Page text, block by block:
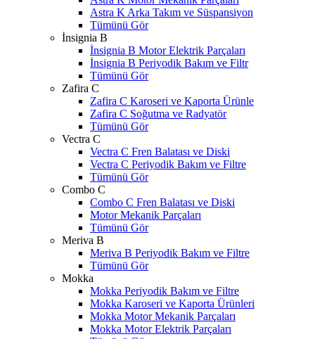
Astra K Arka Takım ve Süspansiyon
Tümünü Gör
İnsignia B
İnsignia B Motor Elektrik Parçaları
İnsignia B Periyodik Bakım ve Filtr
Tümünü Gör
Zafira C
Zafira C Karoseri ve Kaporta Ürünle
Zafira C Soğutma ve Radyatör
Tümünü Gör
Vectra C
Vectra C Fren Balatası ve Diski
Vectra C Periyodik Bakım ve Filtre
Tümünü Gör
Combo C
Combo C Fren Balatası ve Diski
Motor Mekanik Parçaları
Tümünü Gör
Meriva B
Meriva B Periyodik Bakım ve Filtre
Tümünü Gör
Mokka
Mokka Periyodik Bakım ve Filtre
Mokka Karoseri ve Kaporta Ürünleri
Mokka Motor Mekanik Parçaları
Mokka Motor Elektrik Parçaları